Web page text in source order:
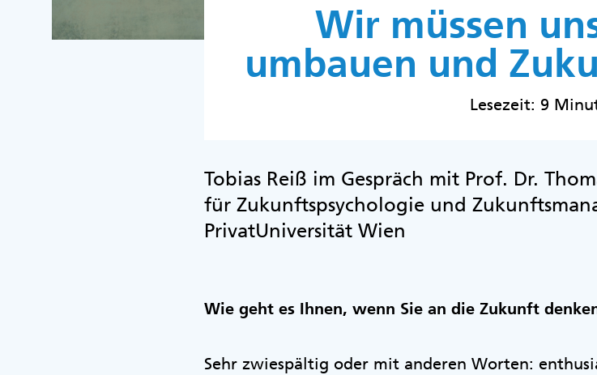
Wir müssen
umbauen und
Lesezeit: 9
Tobias Reiß im Gespräch mit Prof. Dr.
für Zukunftspsychologie und
PrivatUniversität Wien
Wie geht es Ihnen, wenn Sie an die Zukunft
Sehr zwiespältig oder mit anderen Worten: